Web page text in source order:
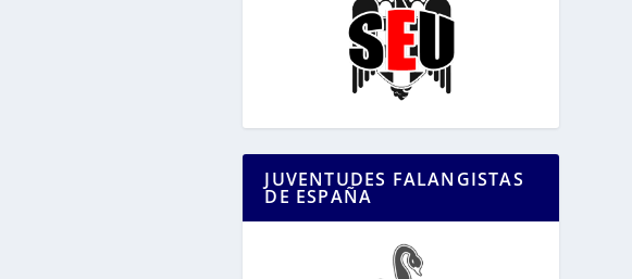
JUVENTUDES FALANGISTAS
DE ESPAÑA